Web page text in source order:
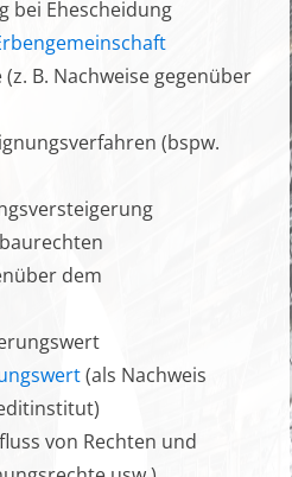
bei Ehescheidung
B. Nachweise gegenüber
(bspw.
dem
(als Nachweis
von Rechten und